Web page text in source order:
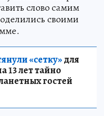
слово самим
своими
«сетку»для
13 лет тайно
гостей